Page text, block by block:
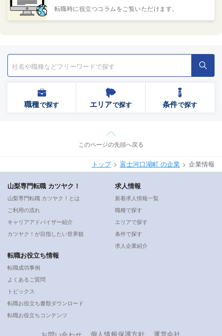
転職時に役立つコラムをご覧いただけます。
職種で探す エリアで探す 条件で探す
このページの先頭へ戻る
トップ 富士河口湖町 の企業 企業情報
山梨専門転職 カツヤク！
山梨専門転職 カツヤク！とは
ご利用の流れ
キャリアアドバイザー紹介
カツヤク！が目指したい世界観
求人情報
新着求人情報一覧
職種で探す
エリアで探す
条件で探す
求人企業紹介
転職お役立ち情報
転職成功事例
よくあるご質問
トピックス
転職お役立ち書類ダウンロード
転職お役立ちコンテンツ
個人情報保護方針 運営会社